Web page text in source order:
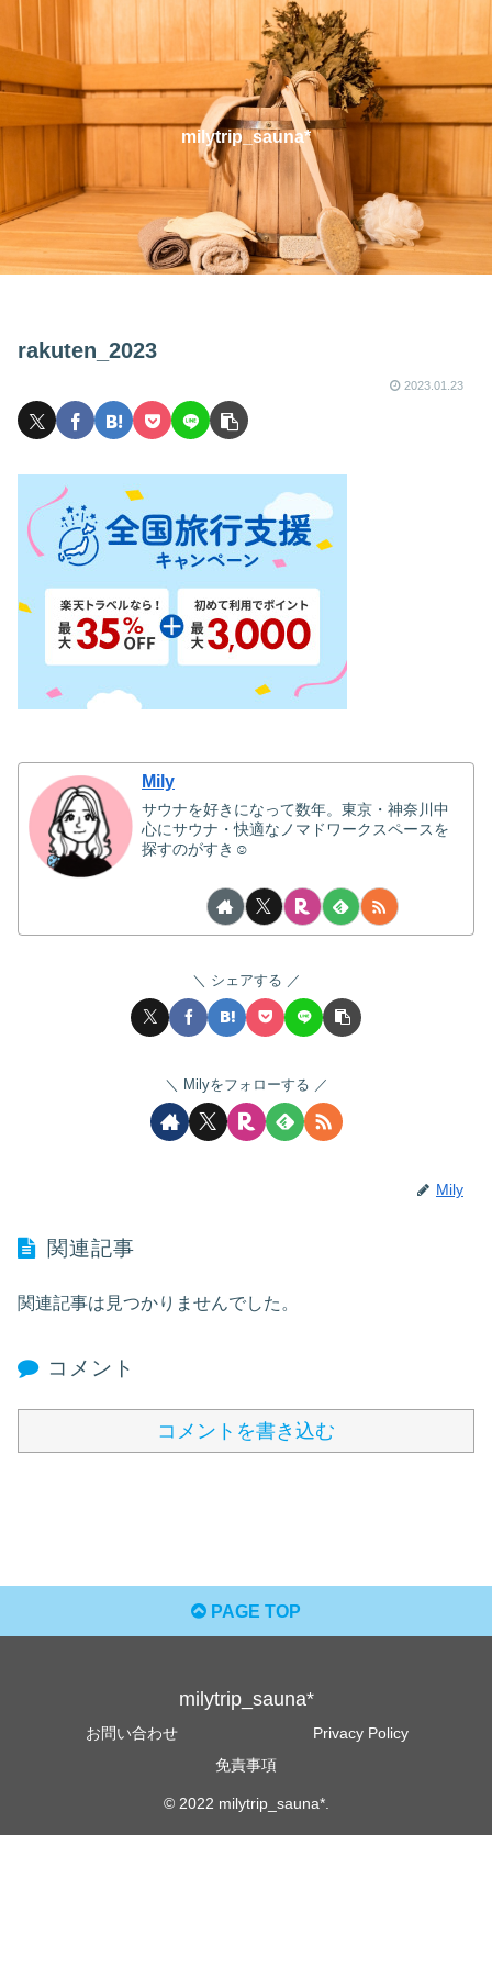
milytrip_sauna*
rakuten_2023
2023.01.23
Mily
サウナを好きになって数年。東京・神奈川中
心にサウナ・快適なノマドワークスペースを
探すのがすき☺
シェアする
Milyをフォローする
Mily
関連記事
関連記事は見つかりませんでした。
コメント
コメントを書き込む
PAGE TOP
milytrip_sauna*
お問い合わせ
Privacy Policy
免責事項
© 2022 milytrip_sauna*.